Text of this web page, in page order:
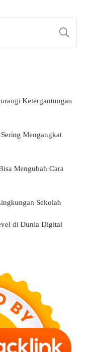
Ketergantungan
Mengangkat
Mengubah Cara
Sekolah
di Dunia Digital